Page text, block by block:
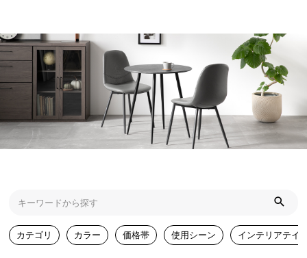
ア
イ
テ
ム
近
し
た
CATEGORY
2人掛けダイニング
カテゴリ カラー 価格帯 使用シーン インテリアテイ